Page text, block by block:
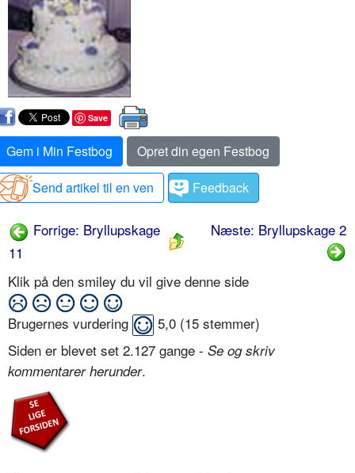
Save
Gem i Min Festbog
Opret din egen Festbog
Send artikel til en ven
Feedback
Forrige: Bryllupskage
11
Næste: Bryllupskage 2
Klik på den smiley du vil give denne side
Brugernes vurdering 5,0 (15 stemmer)
Siden er blevet set 2.127 gange - Se og skriv
kommentarer herunder.